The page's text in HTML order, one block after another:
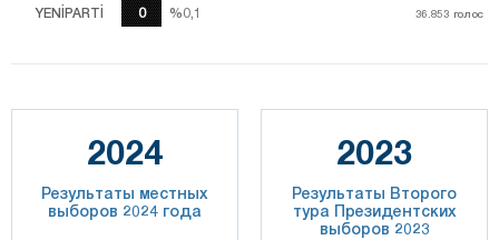
YENİPARTİ 0 %0,1 36.853 голос
%0,1 36.853 голос
2024
Результаты местных
выборов 2024 года
2023
Результаты Второго
тура Президентских
выборов 2023